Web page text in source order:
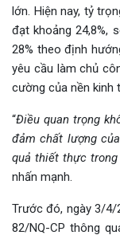
lớn. Hiện nay, tỷ
đạt khoảng 24,8%,
28% theo định
yêu cầu làm chủ
cường của nền kinh
“Điều quan trọng
đảm chất lượng
quả thiết thực
nhấn mạnh.
Trước đó, ngày 3/4/
82/NQ-CP thông